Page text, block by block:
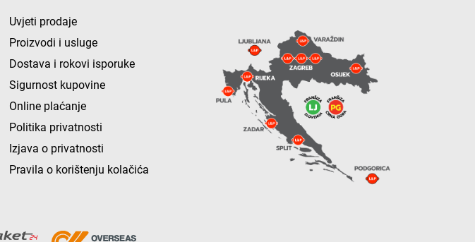
Uvjeti prodaje
Proizvodi i usluge
Dostava i rokovi isporuke
Sigurnost kupovine
Online plaćanje
Politika privatnosti
Izjava o privatnosti
Pravila o korištenju kolačića